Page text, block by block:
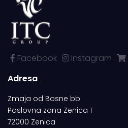
Facebook Instagram
Adresa
Zmaja od Bosne bb
Poslovna zona Zenica 1
72000 Zenica